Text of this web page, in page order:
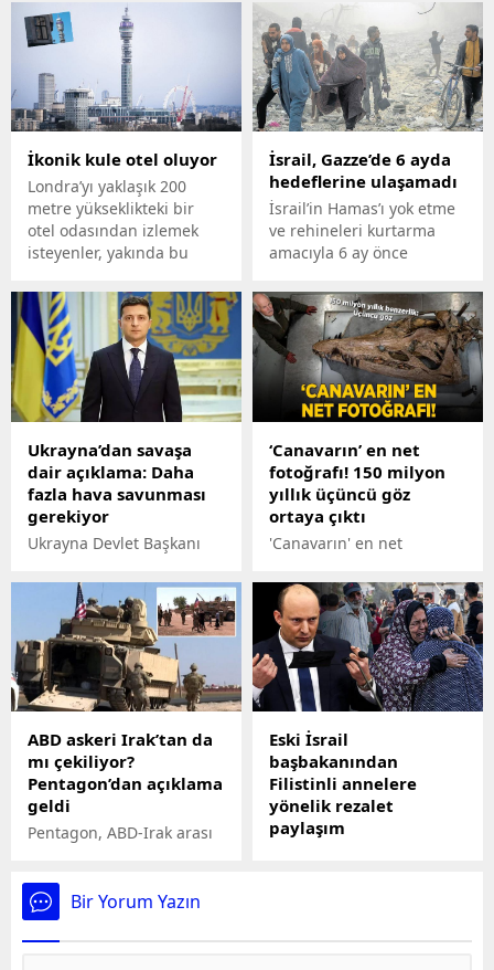
İkonik kule otel oluyor
Londra’yı yaklaşık 200
metre yükseklikteki bir
otel odasından izlemek
isteyenler, yakında bu
İsrail, Gazze’de 6 ayda
hedeflerine ulaşamadı
İsrail’in Hamas’ı yok etme
ve rehineleri kurtarma
amacıyla 6 ay önce
hedefi de
gerçekleştirememesi
dikkat çekerken, savaşın
sonuna dair açık bir
planın olmayışı tepkiye yol
açıyor.
Ukrayna’dan savaşa
dair açıklama: Daha
fazla hava savunması
gerekiyor
Ukrayna Devlet Başkanı
başkent Kiev’de
düzenlenen Uluslararası
Gıda Güvenliği
Zirvesi'nde, Rusya ile
devam eden savaşta
ülkesinin daha fazla hava
olduğunu kaydetti.
‘Canavarın’ en net
fotoğrafı! 150 milyon
yıllık üçüncü göz
ortaya çıktı
'Canavarın' en net
üçüncü göz ortaya çıktı
ABD askeri Irak’tan da
mı çekiliyor?
Pentagon’dan açıklama
geldi
Pentagon, ABD-Irak arası
Washington Temsilcisi
Yunus Paksoy son durumu
aktardı.
Eski İsrail
başbakanından
Filistinli annelere
yönelik rezalet
paylaşım
nefret söyleminde
Bir Yorum Yazın